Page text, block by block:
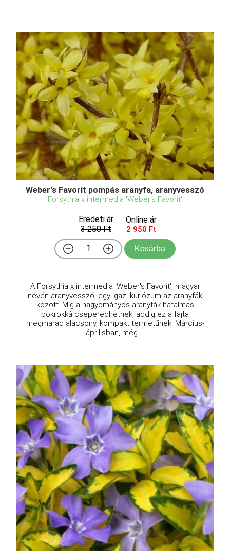
Weber's Favorit pompás aranyfa, aranyvessző
Forsythia x intermedia 'Weber's Favorit'
Eredeti ár
3 250 Ft
Online ár
2 950 Ft
Kosárba
A Forsythia x intermedia 'Weber's Favorit', magyar
nevén aranyvessző, egy igazi kuriózum az aranyfák
között. Míg a hagyományos aranyfák hatalmas
bokrokká cseperedhetnek, addig ez a fajta
megmarad alacsony, kompakt termetűnek. Március-
áprilisban, még ...